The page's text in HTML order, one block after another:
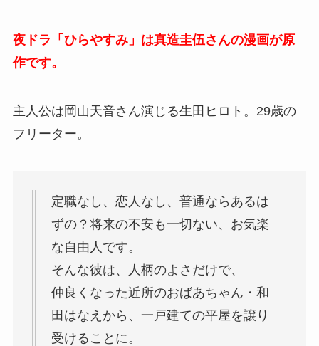
夜ドラ「ひらやすみ」は真造圭伍さんの漫画が原
作です。
主人公は岡山天音さん演じる生田ヒロト。29歳の
フリーター。
定職なし、恋人なし、普通ならあるは
ずの？将来の不安も一切ない、お気楽
な自由人です。
そんな彼は、人柄のよさだけで、
仲良くなった近所のおばあちゃん・和
田はなえから、一戸建ての平屋を譲り
受けることに。